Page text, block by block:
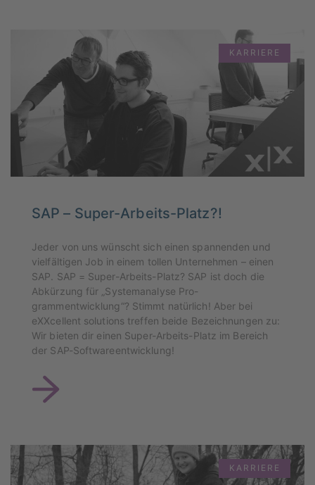
KARRIERE
SAP – Super-Arbeits-Platz?!
Jeder von uns wünscht sich einen spannenden und
vielfältigen Job in einem tollen Unternehmen – einen
SAP. SAP = Super-Arbeits-Platz? SAP ist doch die
Abkürzung für „Systemanalyse Pro-
grammentwicklung“? Stimmt natürlich! Aber bei
eXXcellent solutions treffen beide Bezeichnungen zu:
Wir bieten dir einen Super-Arbeits-Platz im Bereich
der SAP-Softwareentwicklung!
KARRIERE